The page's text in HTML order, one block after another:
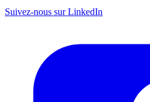
Suivez-nous sur LinkedIn